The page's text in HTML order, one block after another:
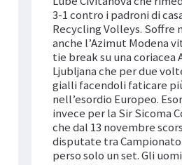
3-1 contro i padroni di
Recycling Volleys. Soffre
anche l’Azimut Modena
tie break su una coriacea
Ljubljana che per due
gialli facendoli faticare
nell’esordio Europeo.
invece per la Sir Sicoma
che dal 13 novembre
disputate tra Campionato
perso solo un set. Gli